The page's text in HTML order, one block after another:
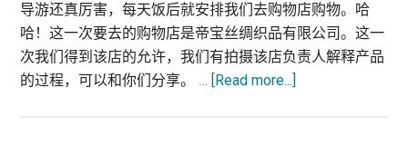
导游还真厉害，每天饭后就安排我们去购物店购物。哈
哈！这一次要去的购物店是帝宝丝绸织品有限公司。这一
次我们得到该店的允许，我们有拍摄该店负责人解释产品
的过程，可以和你们分享。 … [Read more...]